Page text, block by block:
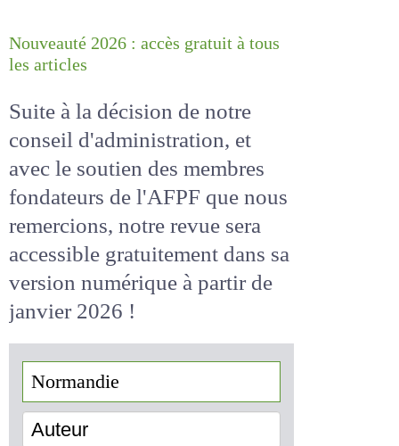
Nouveauté 2026 : accès gratuit à
Suite à la décision de notre
conseil d'administration, et
avec le soutien des membres
fondateurs de l'AFPF que nous
remercions, notre revue sera
accessiblegratuitementdans
sa version numérique
de janvier 2026 !